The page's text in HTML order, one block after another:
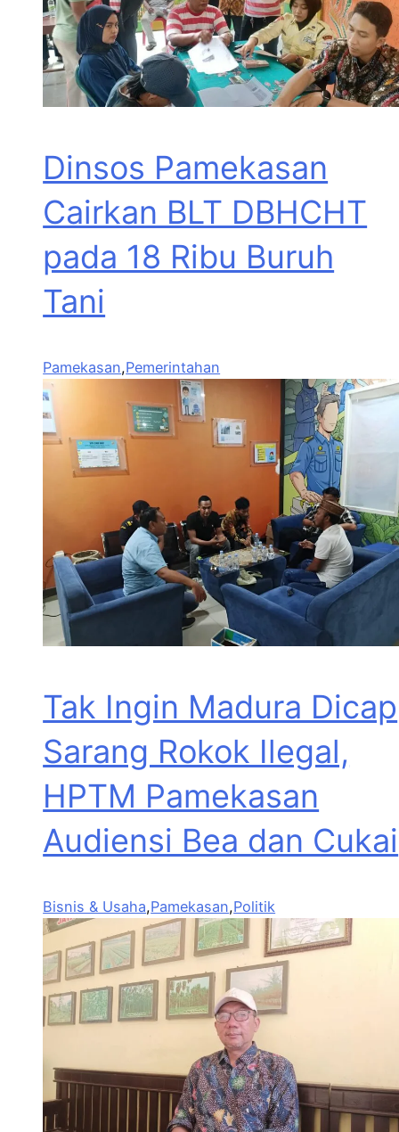
Dinsos Pamekasan
Cairkan BLT DBHCHT
pada 18 Ribu Buruh
Tani
Pamekasan,Pemerintahan
Tak Ingin Madura Dicap
Sarang Rokok Ilegal,
HPTM Pamekasan
Audiensi Bea dan Cukai
Bisnis & Usaha,Pamekasan,Politik